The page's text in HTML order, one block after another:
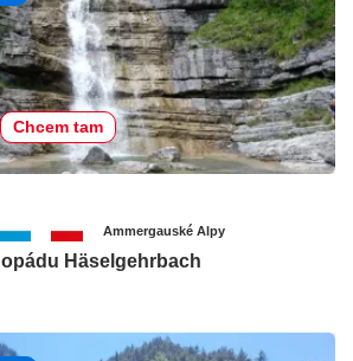
Chcem tam
Ammergauské Alpy
Häselgehrbach